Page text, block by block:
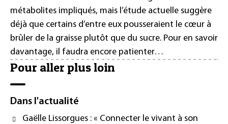
métabolites impliqués, mais l’étude actuelle suggère
déjà que certains d’entre eux pousseraient le cœur à
brûler de la graisse plutôt que du sucre. Pour en savoir
davantage, il faudra encore patienter…
Pour aller plus loin
Dans l'actualité
Gaëlle Lissorgues : « Connecter le vivant à son